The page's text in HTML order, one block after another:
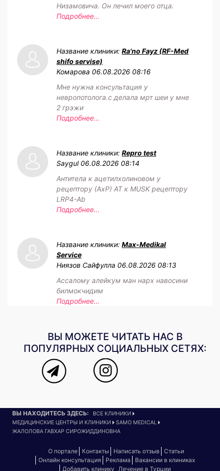
Низамовича. Он лечил моего отца.
Подробнее...
Название клиники: Ra'no Fayz (RF-Med
shifo servise)
Комарова 06.08.2026 08:16
Мне нужна консультация у
невропотолога.с делала мрт шеи у мне
2 грэжи
Подробнее...
Название клиники: Repro test
Saygul 06.08.2026 08:14
Антитела к ацетилхолиновом у
рецептору (АхР) АТ к MUSK рецептору
LRP4-Ab
Подробнее...
Название клиники: Max-Medikal
Service
Ниязов Сайфулла 06.08.2026 08:13
Ассалому алейкум ман нарх навосини
билмокчидим
Подробнее...
ВЫ МОЖЕТЕ ЧИТАТЬ НАС В
ПОПУЛЯРНЫХ СОЦИАЛЬНЫХ СЕТЯХ:
ВЫ НАХОДИТЕСЬ ЗДЕСЬ:
ВСЕ КЛИНИКИ
МЕДИЦИНСКИЕ ЦЕНТРЫ И КЛИНИКИ
SAMO MEDICAL
ЖАЛОЛОВА ГАВХАР СИРОЖИДДИНОВНА
О портале Контакты Написать отзыв
Статьи
Онлайн консультация
Реклама
Вакансии в клиниках
Добавить клинику
Лечение в Турции